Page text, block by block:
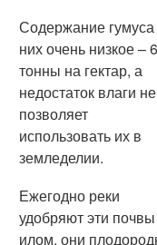
Содержание
них очень низкое –
тонны на гектар, а
недостаток влаги не
позволяет
использовать их в
земледелии.
Ежегодно реки
удобряют эти почвы
илом, они